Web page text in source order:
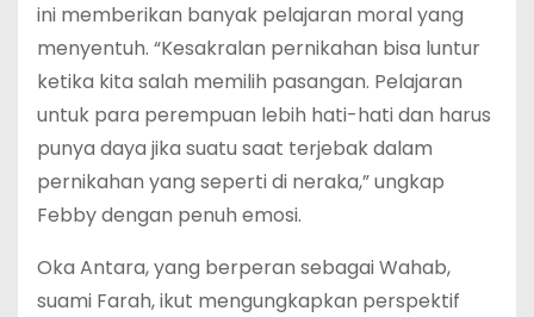
ini memberikan banyak pelajaran moral yang
menyentuh. “Kesakralan pernikahan bisa luntur
ketika kita salah memilih pasangan. Pelajaran
untuk para perempuan lebih hati-hati dan harus
punya daya jika suatu saat terjebak dalam
pernikahan yang seperti di neraka,” ungkap
Febby dengan penuh emosi.
Oka Antara, yang berperan sebagai Wahab,
suami Farah, ikut mengungkapkan perspektif